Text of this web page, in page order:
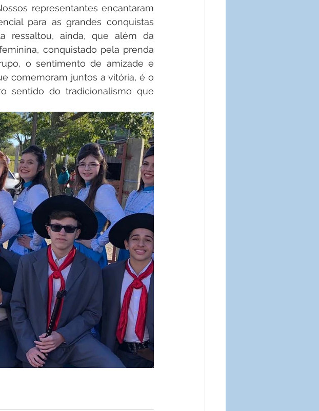
representantes encantaram
para as grandes conquistas
ressaltou, ainda, que além da
conquistado pela prenda
o sentimento de amizade e
comemoram juntos a vitória, é o
sentido do tradicionalismo que